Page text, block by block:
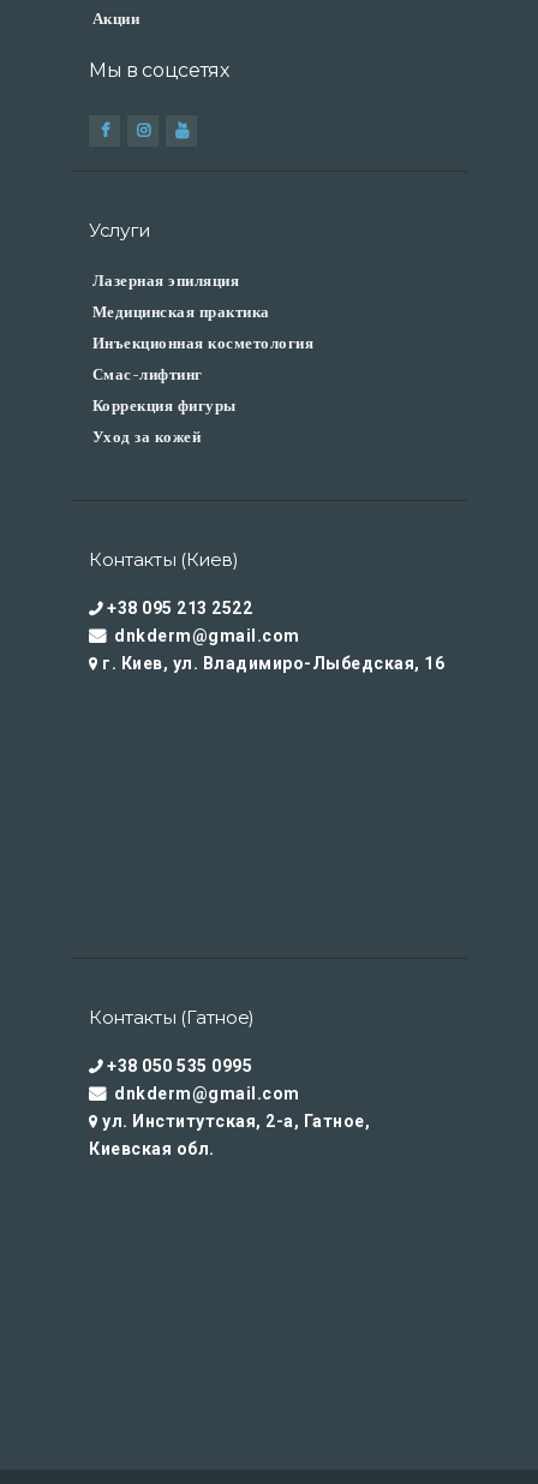
Акции
Мы в соцсетях
Услуги
Лазерная эпиляция
Медицинская практика
Инъекционная косметология
Смас-лифтинг
Коррекция фигуры
Уход за кожей
Контакты (Киев)
+38 095 213 2522
dnkderm@gmail.com
г. Киев, ул. Владимиро-Лыбедская, 16
Контакты (Гатное)
+38 050 535 0995
dnkderm@gmail.com
ул. Институтская, 2-а, Гатное,
Киевская обл.